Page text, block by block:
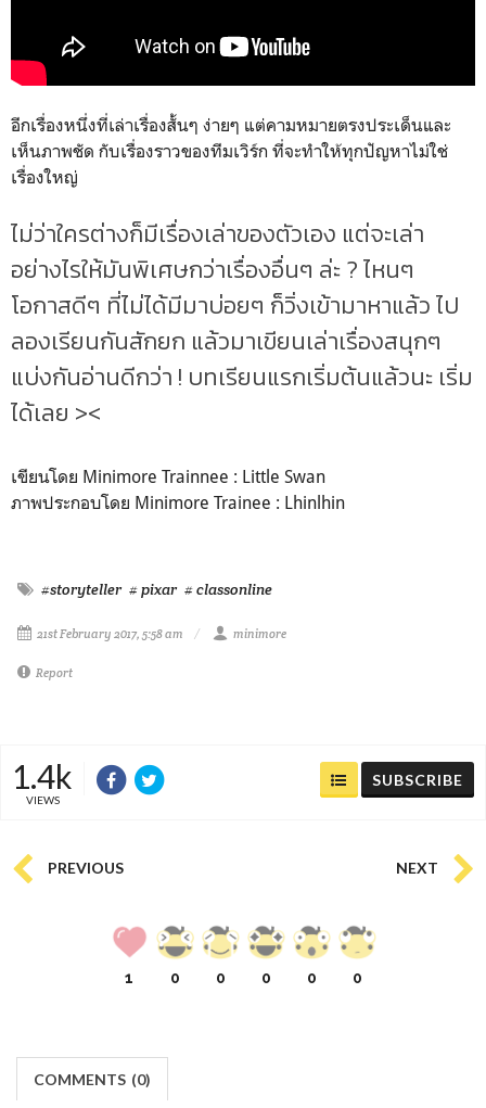
อีกเรื่องหนึ่งที่เล่าเรื่องสั้นๆ ง่ายๆ แต่คามหมายตรงประเด็นและ
เห็นภาพชัด กับเรื่องราวของทีมเวิร์ก ที่จะทำให้ทุกปัญหาไม่ใช่
เรื่องใหญ่
ไม่ว่าใครต่างก็มีเรื่องเล่าของตัวเอง แต่จะเล่า
อย่างไรให้มันพิเศษกว่าเรื่องอื่นๆ ล่ะ ? ไหนๆ
โอกาสดีๆ ที่ไม่ได้มีมาบ่อยๆ ก็วิ่งเข้ามาหาแล้ว ไป
ลองเรียนกันสักยก แล้วมาเขียนเล่าเรื่องสนุกๆ
แบ่งกันอ่านดีกว่า ! บทเรียนแรกเริ่มต้นแล้วนะ เริ่ม
ได้เลย ><
เขียนโดย Minimore Trainnee : Little Swan
ภาพประกอบโดย Minimore Trainee : Lhinlhin
#storyteller # pixar # classonline
21st February 2017, 5:58 am minimore
Report
1.4k
VIEWS
SUBSCRIBE
PREVIOUS NEXT
1 0 0 0 0 0
COMMENTS (0)